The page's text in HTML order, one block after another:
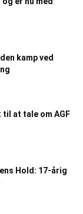
kamp ved
at tale om AGF
Hold: 17-årig